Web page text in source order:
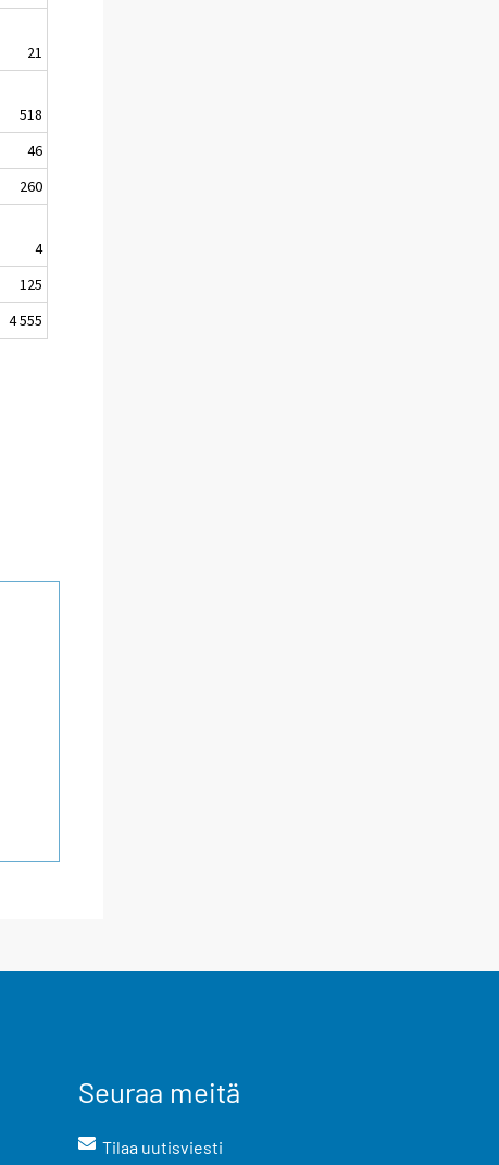
21
518
46
260
4
125
4 555
Seuraa meitä
Tilaa uutisviesti